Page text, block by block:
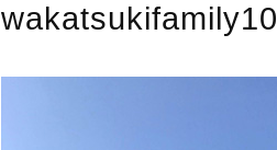
wakatsukifamily10